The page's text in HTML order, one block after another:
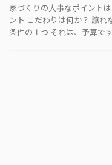
家づくりの大事なポイント
ント こだわりは何か？ 譲
条件の１つ それは、予算で